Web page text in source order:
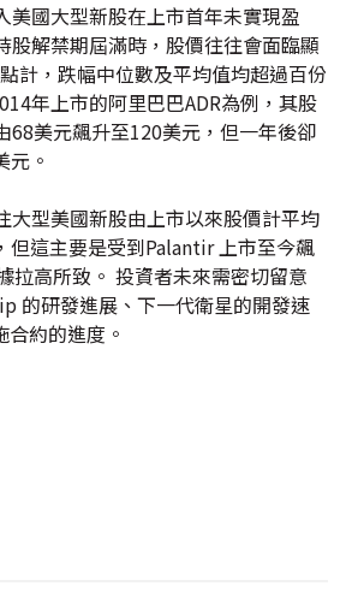
美國大型新股在上市首年未實現盈
股解禁期屆滿時，股價往往會面臨顯
計，跌幅中位數及平均值均超過百份
年上市的阿里巴巴ADR為例，其股
68美元飆升至120美元，但一年後卻
元。
大型美國新股由上市以來股價計平均
但這主要是受到Palantir 上市至今飆
拉高所致。 投資者未來需密切留意
的研發進展、下一代衛星的開發速
約的進度。